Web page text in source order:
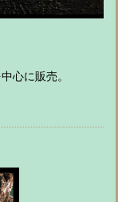
心に販売。